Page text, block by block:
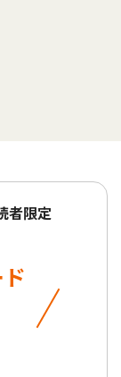
者限定